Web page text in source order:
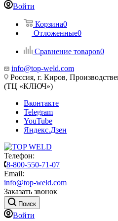
Войти
Корзина0
Отложенные0
Сравнение товаров0
info@top-weld.com
Россия, г. Киров,
(ТЦ «КЛЮЧ»)
Вконтакте
Telegram
YouTube
Яндекс.Дзен
Телефон:
8-800-550-71-07
Email:
info@top-weld.com
Заказать звонок
Поиск
Войти